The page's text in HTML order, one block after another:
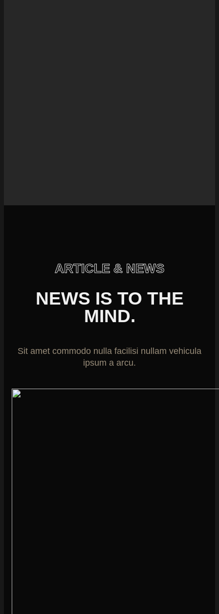
ARTICLE & NEWS
NEWS IS TO THE
MIND.
Sit amet commodo nulla facilisi nullam vehicula
ipsum a arcu.